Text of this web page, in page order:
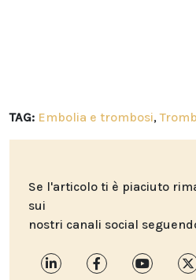
TAG: Embolia e trombosi,
Se l'articolo ti è piaciuto
sui
nostri canali social